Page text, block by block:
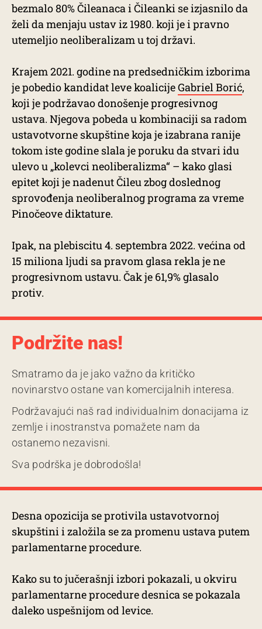
bezmalo 80% Čileanaca i Čileanki se izjasnilo da
želi da menjaju ustav iz 1980. koji je i pravno
utemeljio neoliberalizam u toj državi.
Krajem 2021. godine na predsedničkim izborima
je pobedio kandidat leve koalicijeGabriel Borić,
koji je podržavao donošenje progresivnog
ustava. Njegova pobeda u kombinaciji sa radom
ustavotvorne skupštine koja je izabrana ranije
tokom iste godine slala je poruku da stvari idu
ulevo u „kolevci neoliberalizma“ – kako glasi
epitet koji je nadenut Čileu zbog doslednog
sprovođenja neoliberalnog programa za vreme
Pinočeove diktature.
Ipak, na plebiscitu 4. septembra 2022. većina od
15 miliona ljudi sa pravom glasa rekla je ne
progresivnom ustavu. Čak je 61,9% glasalo
protiv.
Podržite nas!
Smatramo da je jako važno da kritičko
novinarstvo ostane van komercijalnih interesa.
Podržavajući naš rad individualnim donacijama iz
zemlje i inostranstva pomažete nam da
ostanemo nezavisni.
Sva podrška je dobrodošla!
Desna opozicija se protivila ustavotvornoj
skupštini i založila se za promenu ustava putem
parlamentarne procedure.
Kako su to jučerašnji izbori pokazali, u okviru
parlamentarne procedure desnica se pokazala
daleko uspešnijom od levice.